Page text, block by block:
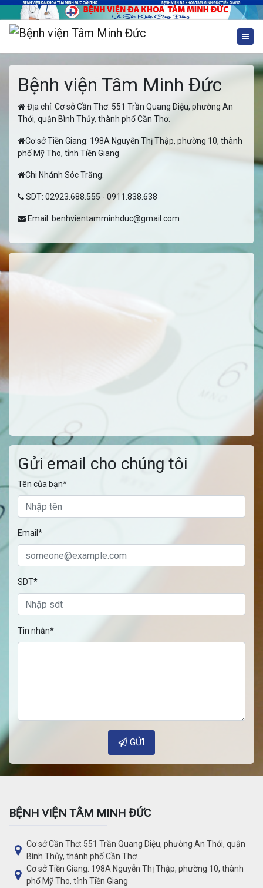
Bệnh viện Tâm Minh Đức
Địa chỉ: Cơ sở Cần Thơ: 551 Trần Quang Diệu, phường An
Thới, quận Bình Thủy, thành phố Cần Thơ.
Cơ sở Tiền Giang: 198A Nguyễn Thị Thập, phường 10, thành
phố Mỹ Tho, tỉnh Tiền Giang
Chi Nhánh Sóc Trăng:
SDT: 02923.688.555 - 0911.838.638
Email: benhvientamminhduc@gmail.com
Gửi email cho chúng tôi
Tên của bạn*
Email*
SDT*
Tin nhắn*
GỬI
BỆNH VIỆN TÂM MINH ĐỨC
Cơ sở Cần Thơ: 551 Trần Quang Diệu, phường An Thới, quận
Bình Thủy, thành phố Cần Thơ.
Cơ sở Tiền Giang: 198A Nguyễn Thị Thập, phường 10, thành
phố Mỹ Tho, tỉnh Tiền Giang